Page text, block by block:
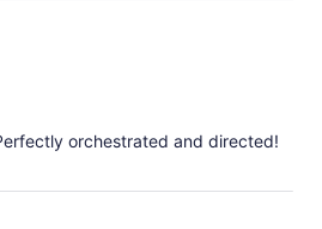
orchestrated and directed!